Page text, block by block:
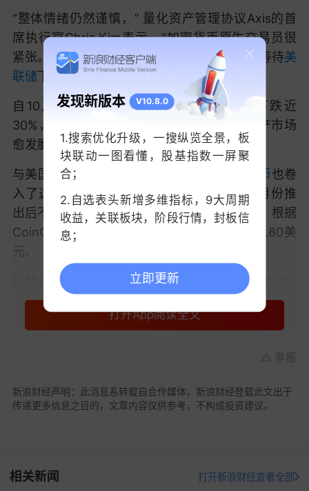
“整体情绪仍然谨慎，” 量化资产管理协议Axis的首
席执行官Chris Kim表示，“加密货币原生交易员很
紧张。” 他说，与此同时，
者似乎在等待美
联储下周的利率决议之后再增加风险敞口。
自10月初创下纪录高位以来，比特币已下跌近
30%，在持续数周的抛售后，使整个数字资产市场
愈发脆弱。
与美国总统唐纳德· 虚拟货币也卷
入了这波抛售。他的官方模因币
TRUMP从1月份推
出后不久达到的约73.40美元的纪录高位暴跌。根据
CoinGecko的数据，该币目前交易价格约为5.80美
元。
与特朗普相关的去中心化金融平台World Liberty
Financial的代币WLFI较9月份高点下跌了32%。第
一夫人梅拉尼娅· 特朗普的模因币MELANIA目前价
“极度恐惧”
Bitfinex分析师指出，另一个显示投资者谨慎情绪的
打开App阅读全文
举报
新浪财经声明：此消息系转载自合作媒体，新浪财经登载此文出于
传递更多信息之目的，文章内容仅供参考，不构成投资建议。
相关新闻 打开新浪财经查看全部
发现新版本 V10.8.0
1.搜索优化升级，一搜纵览全景，板
块联动一图看懂，股基指数一屏聚
合；
2.自选表头新增多维指标，9大周期
收益，关联板块，阶段行情，封板信
息；
3.中证指数支持查看历史分时；
立即更新